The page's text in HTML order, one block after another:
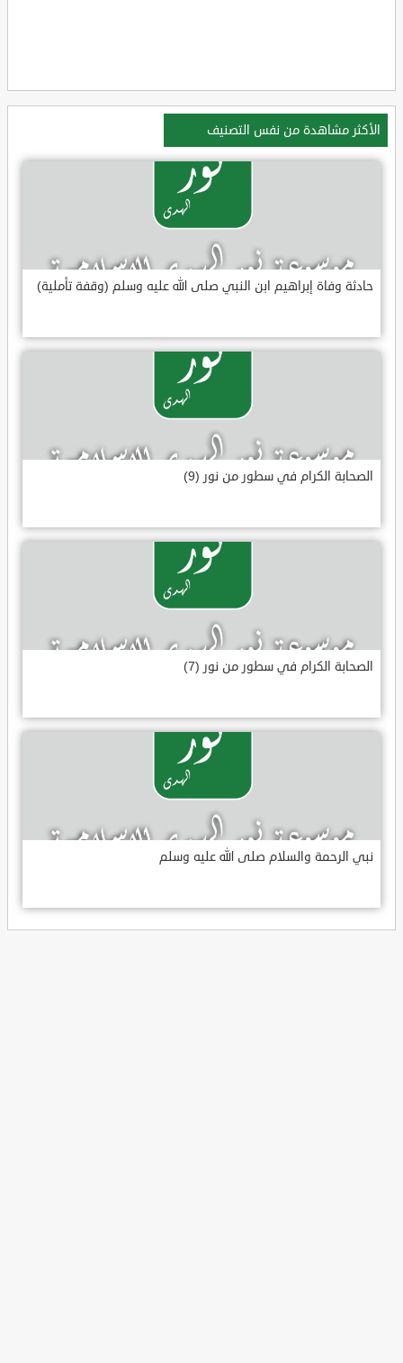
الأكثر مشاهدة من نفس التصنيف
حادثة وفاة إبراهيم ابن النبي صلى الله عليه وسلم (وقفة تأملية)
الصحابة الكرام في سطور من نور (9)
الصحابة الكرام في سطور من نور (7)
نبي الرحمة والسلام صلى الله عليه وسلم